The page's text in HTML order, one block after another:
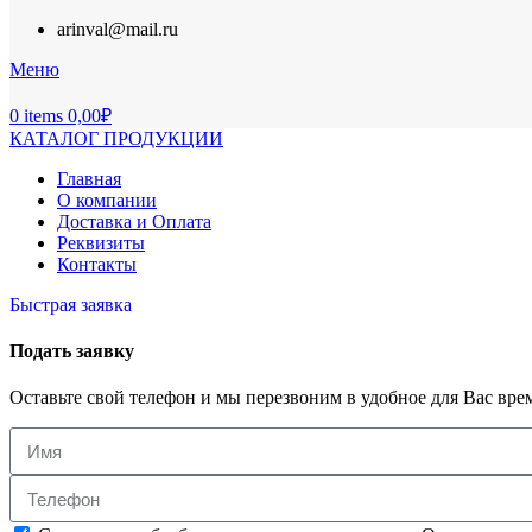
arinval@mail.ru
Меню
0 items 0,00₽
КАТАЛОГ ПРОДУКЦИИ
Главная
О компании
Доставка и Оплата
Реквизиты
Контакты
Быстрая заявка
Подать заявку
Оставьте свой телефон и мы перезвоним в удобное для Вас